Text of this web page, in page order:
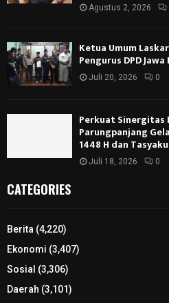
Agustus 2, 2026
Ketua Umum
Pengurus DPD
Juli 20, 2026 0
Perkuat Sinergitas
Parungpanjang
1448 H dan
Juli 18, 2026 0
CATEGORIES
Berita (4,220)
Ekonomi (3,407)
Sosial (3,306)
Daerah (3,101)